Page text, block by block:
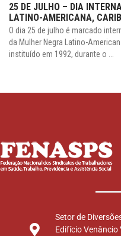
25 DE JULHO – DIA
LATINO-AMERICANA,
O dia 25 de julho é marcado
da Mulher Negra Latino-
instituído em 1992, durante o ...
Setor de
Edifício Venâncio